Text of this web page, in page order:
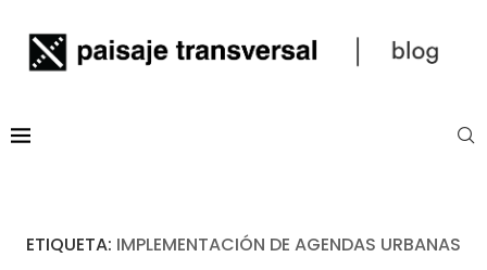
ETIQUETA: IMPLEMENTACIÓN DE AGENDAS URBANAS